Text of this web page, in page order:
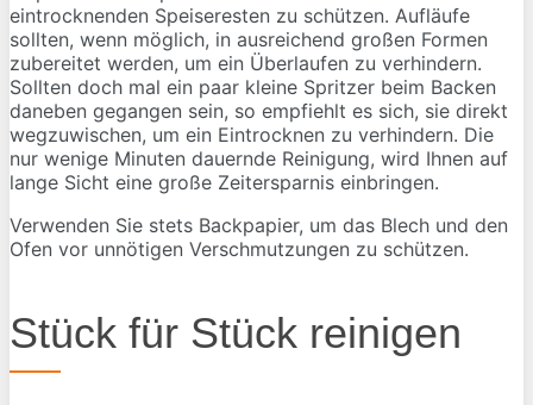
eintrocknenden Speiseresten zu schützen. Aufläufe
sollten, wenn möglich, in ausreichend großen Formen
zubereitet werden, um ein Überlaufen zu verhindern.
Sollten doch mal ein paar kleine Spritzer beim Backen
daneben gegangen sein, so empfiehlt es sich, sie direkt
wegzuwischen, um ein Eintrocknen zu verhindern. Die
nur wenige Minuten dauernde Reinigung, wird Ihnen auf
lange Sicht eine große Zeitersparnis einbringen.
Verwenden Sie stets Backpapier, um das Blech und den
Ofen vor unnötigen Verschmutzungen zu schützen.
Stück für Stück reinigen